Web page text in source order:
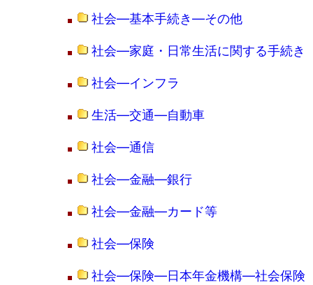
社会―基本手続き―その他
社会―家庭・日常生活に関する手続き
社会―インフラ
生活―交通―自動車
社会―通信
社会―金融―銀行
社会―金融―カード等
社会―保険
社会―保険―日本年金機構―社会保険